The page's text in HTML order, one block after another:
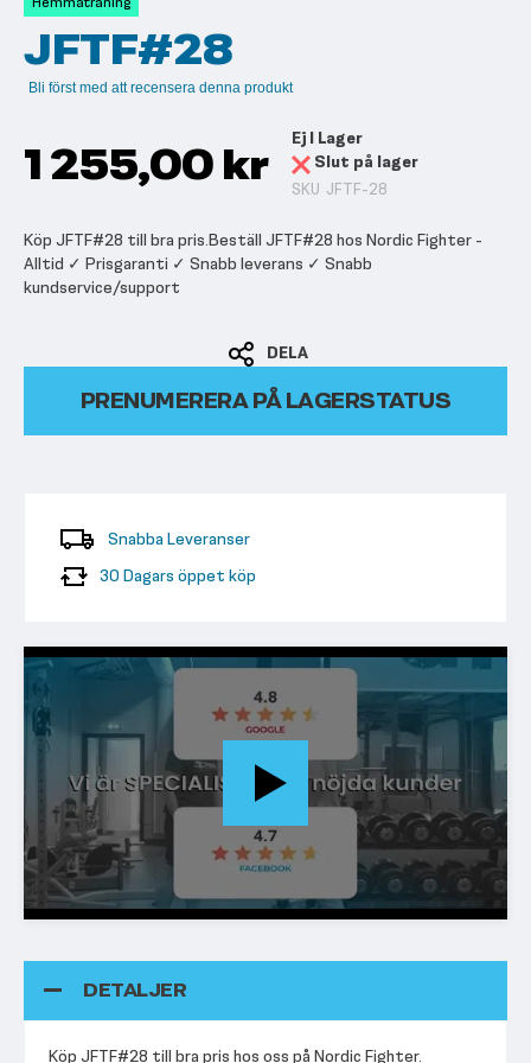
bildgalleriet
JFTF#28
Bli först med att recensera denna produkt
1 255,00 kr
Ej I Lager
Slut på lager
SKU JFTF-28
Köp JFTF#28 till bra pris.Beställ JFTF#28 hos Nordic Fighter -
Alltid ✓ Prisgaranti ✓ Snabb leverans ✓ Snabb
kundservice/support
DELA
PRENUMERERA PÅ LAGERSTATUS
Snabba Leveranser
30 Dagars öppet köp
DETALJER
Köp JFTF#28 till bra pris hos oss på Nordic Fighter.